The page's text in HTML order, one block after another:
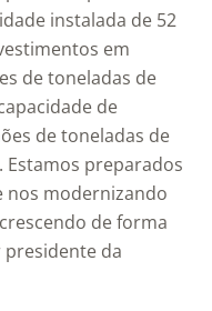
instalada de 52
em
de toneladas de
de
de toneladas de
Estamos preparados
nos modernizando
de forma
da